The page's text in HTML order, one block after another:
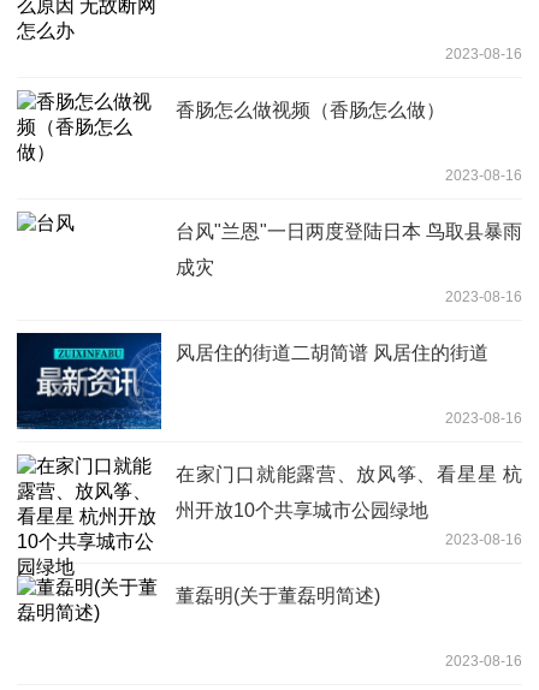
2023-08-16
香肠怎么做视频（香肠怎么做）
2023-08-16
台风"兰恩"一日两度登陆日本 鸟取县暴雨
成灾
2023-08-16
风居住的街道二胡简谱 风居住的街道
2023-08-16
在家门口就能露营、放风筝、看星星 杭
州开放10个共享城市公园绿地
2023-08-16
董磊明(关于董磊明简述)
2023-08-16